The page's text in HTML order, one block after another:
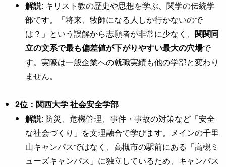
解説: キリスト教の歴史や思想を学ぶ、関学の伝統学
部です。「将来、牧師になる人しか行かないので
は？」という誤解から志願者が非常に少なく、 関関同
立の文系で最も偏差値が下がりやすい最大の穴場で
す。実際は一般企業への就職実績も他の学部と変わり
ません。
2位：関西大学 社会安全学部
解説: 防災、危機管理、事件・事故の対策など「安全
な社会づくり」を文理融合で学びます。メインの千里
山キャンパスではなく、高槻市の駅前にある「高槻ミ
ューズキャンパス」に独立しているため、キャンパス